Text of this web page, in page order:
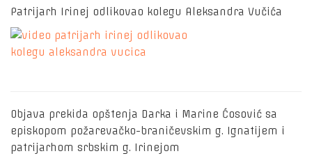
Patrijarh Irinej odlikovao kolegu Aleksandra Vučića
Objava prekida opštenja Darka i Marine Ćosović sa
episkopom požarevačko-braničevskim g. Ignatijem i
patrijarhom srbskim g. Irinejom